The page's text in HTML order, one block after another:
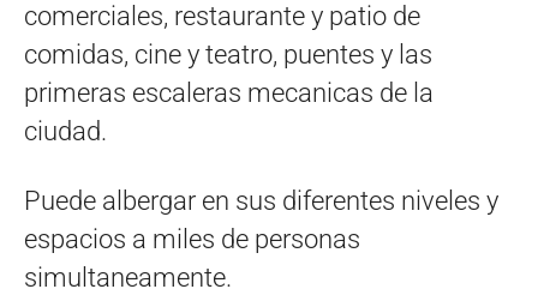
comerciales, restaurante y patio de
comidas, cine y teatro, puentes y las
primeras escaleras mecanicas de la
ciudad.
Puede albergar en sus diferentes niveles y
espacios a miles de personas
simultaneamente.